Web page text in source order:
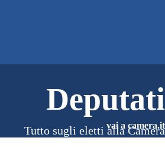
Deputati
Tutto sugli eletti alla Camera
vai a camera.it